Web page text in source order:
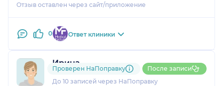
Отзыв оставлен через сайт/приложение
0 Ответ клиники
Ирина
1 отзыви5 оценок
До 10 записей через НаПоправку
Проверен НаПоправку После записи